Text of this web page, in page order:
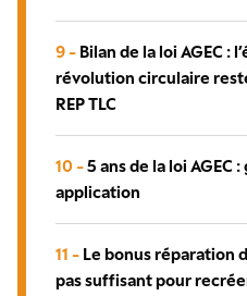
9 - Bilan de la loi AGEC :
révolution circulaire
REP TLC
10 -5 ans de la loi AGEC
application
11 - Le bonus réparation
pas suffisant pour